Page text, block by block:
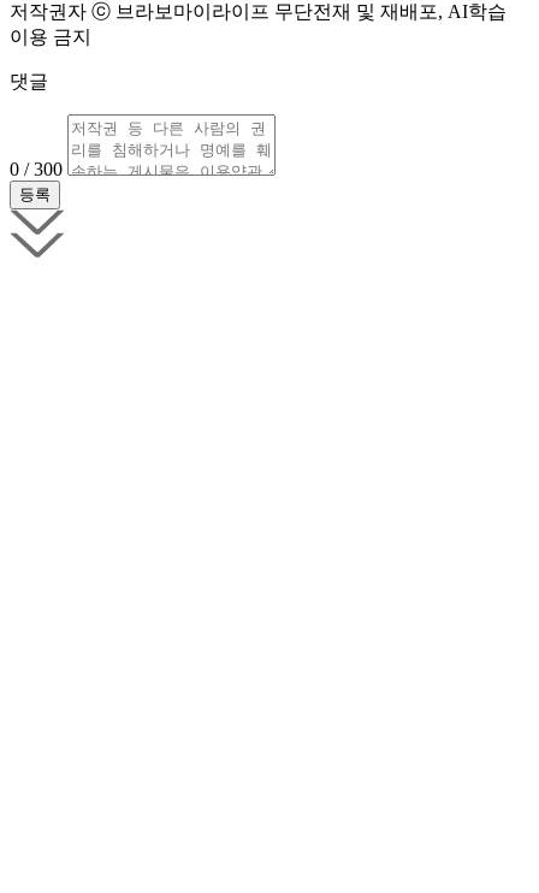
저작권자 ⓒ 브라보마이라이프 무단전재 및 재배포, AI학습
이용 금지
댓글
0 / 300